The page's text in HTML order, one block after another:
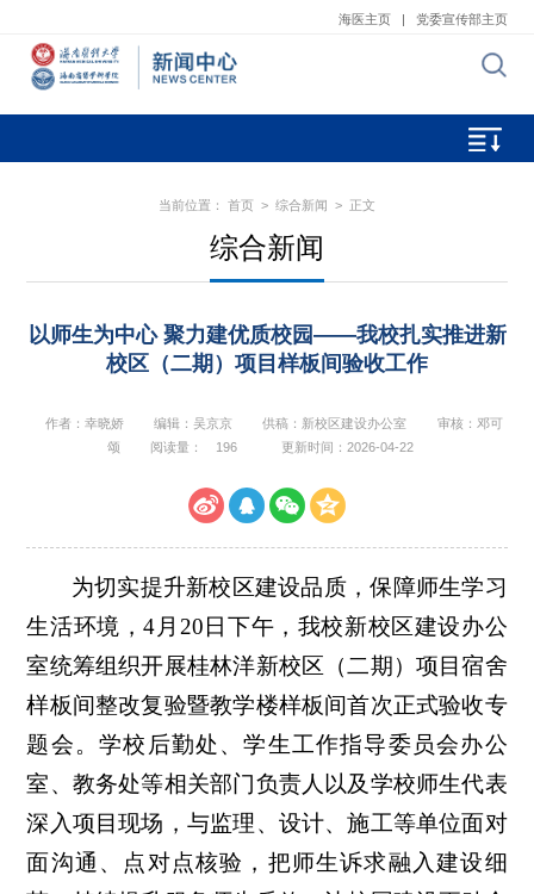
海医主页 | 党委宣传部主页
当前位置： 首页 > 综合新闻 > 正文
综合新闻
以师生为中心 聚力建优质校园——我校扎实推进新
校区（二期）项目样板间验收工作
作者：幸晓娇 编辑：吴京京 供稿：新校区建设办公室
审核：邓可
颂
阅读量： 196 更新时间：2026-04-22
为切实提升新校区建设品质，保障师生学习
生活环境，4月20日下午，我校新校区建设办公
室统筹组织开展桂林洋新校区（二期）项目宿舍
样板间整改复验暨教学楼样板间首次正式验收专
题会。学校后勤处、学生工作指导委员会办公
室、教务处等相关部门负责人以及学校师生代表
深入项目现场，与监理、设计、施工等单位面对
面沟通、点对点核验，把师生诉求融入建设细